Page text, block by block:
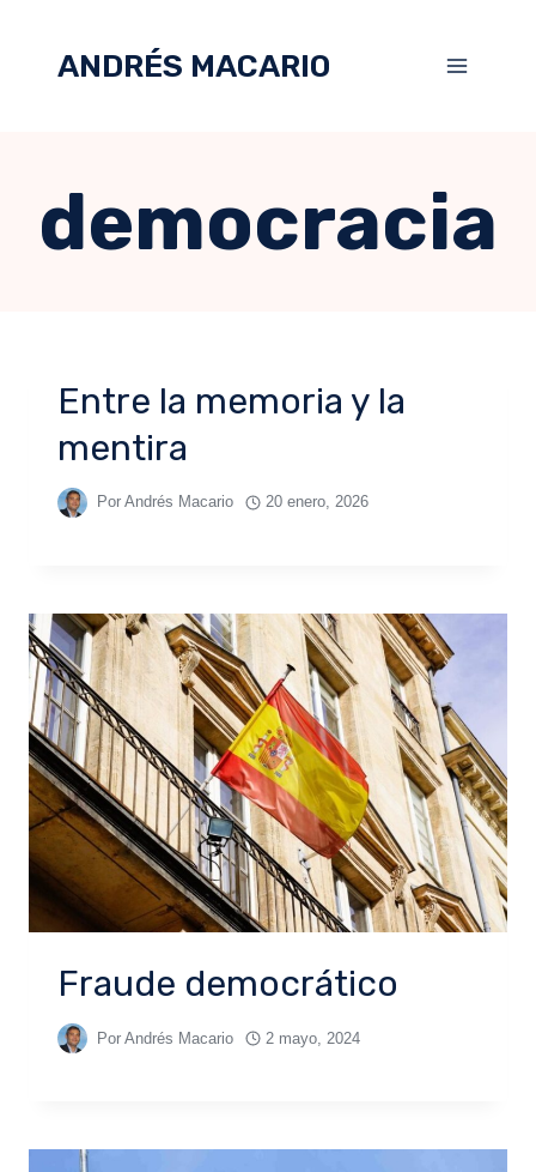
ANDRÉS MACARIO
democracia
Entre la memoria y la
mentira
Por Andrés Macario 20 enero, 2026
Fraude democrático
Por Andrés Macario 2 mayo, 2024